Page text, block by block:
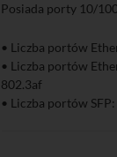
Posiada porty 10/
• Liczba portów
• Liczba portów
802.3af
• Liczba portów